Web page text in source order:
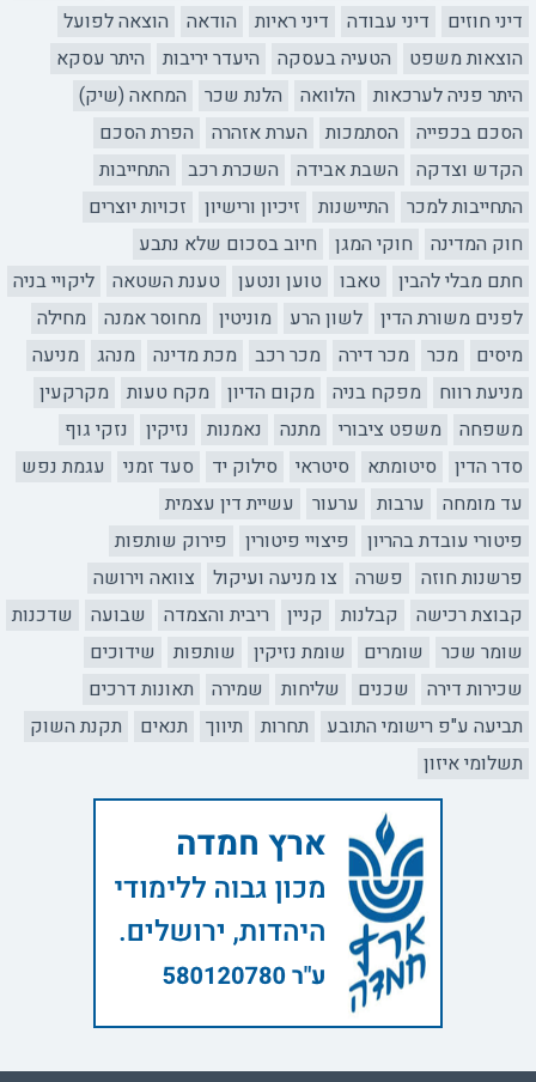
דיני חוזים
דיני עבודה דיני ראיות הודאה
הוצאה לפועל
הוצאות משפט
הטעיה בעסקה היעדר יריבות
היתר עסקא
היתר פניה לערכאות
הלוואה הלנת שכר
המחאה (שיק)
הסכם בכפייה
הסתמכות הערת אזהרה
הפרת הסכם
הקדש וצדקה
השבת אבידה השכרת רכב
התחייבות
התחייבות למכר
התיישנות זיכיון ורישיון
זכויות יוצרים
חוק המדינה
חוקי המגן
חיוב בסכום שלא נתבע
חתם מבלי להבין
טאבו טוען ונטען טענת השטאה
ליקויי בניה
לפנים משורת הדין
לשון הרע מוניטין מחוסר אמנה
מחילה
מיסים
מכר מכר דירה מכר רכב מכת מדינה מנהג
מניעה
מניעת רווח
מפקח בניה מקום הדיון מקח טעות
מקרקעין
משפחה
משפט ציבורי מתנה נאמנות נזיקין
נזקי גוף
סדר הדין
סיטומתא סיטראי סילוק יד סעד זמני
עגמת נפש
עד מומחה
ערבות ערעור
עשיית דין עצמית
פיטורי עובדת בהריון
פיצויי פיטורין
פירוק שותפות
פרשנות חוזה
פשרה צו מניעה ועיקול
צוואה וירושה
קבוצת רכישה
קבלנות קניין ריבית והצמדה שבועה
שדכנות
שומר שכר
שומרים שומת נזיקין שותפות
שידוכים
שכירות דירה
שכנים שליחות שמירה
תאונות דרכים
תביעה ע"פ רישומי התובע
תחרות תיווך תנאים
תקנת השוק
תשלומי איזון